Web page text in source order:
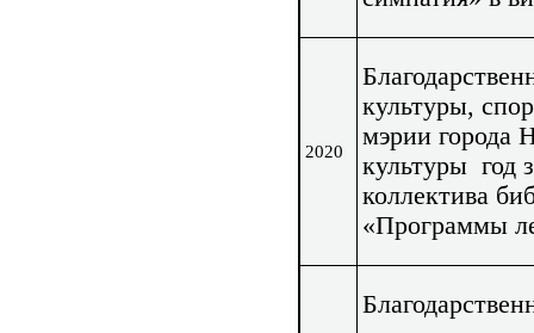
2020
культуры,
мэрии города
культуры год
коллектива
«Программы